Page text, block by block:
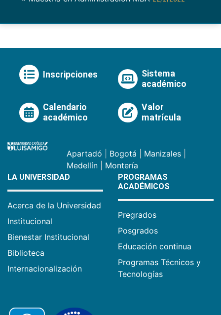
Inscripciones
Sistema
académico
Calendario
académico
Valor
matrícula
Apartadó Bogotá Manizales
Medellín
Montería
LA UNIVERSIDAD
Acerca de la Universidad
Institucional
Bienestar Institucional
Biblioteca
Internacionalización
PROGRAMAS
ACADÉMICOS
Pregrados
Posgrados
Educación continua
Programas Técnicos y
Tecnologías